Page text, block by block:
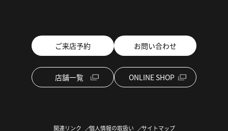
ご来店予約 お問い合わせ
店舗一覧 ONLINE SHOP
関連リンク 個人情報の取扱い サイトマップ